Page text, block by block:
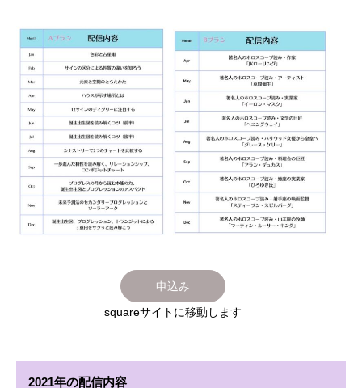
申込み
squareサイトに移動します
2021年の配信内容